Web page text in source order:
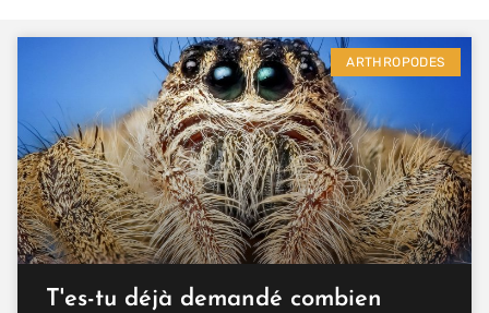
ARTHROPODES
T'es-tu déjà demandé combien